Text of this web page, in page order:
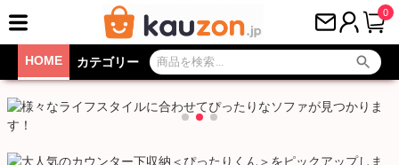
0
HOME カテゴリー